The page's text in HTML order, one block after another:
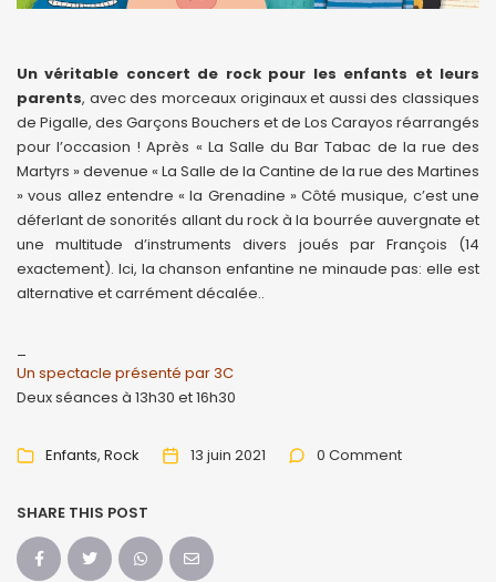
Un véritable concert de rock pour les enfants et leurs
parents, avec des morceaux originaux et aussi des classiques
de Pigalle, des Garçons Bouchers et de Los Carayos réarrangés
pour l’occasion ! Après « La Salle du Bar Tabac de la rue des
Martyrs » devenue « La Salle de la Cantine de la rue des Martines
» vous allez entendre « la Grenadine » Côté musique, c’est une
déferlant de sonorités allant du rock à la bourrée auvergnate et
une multitude d’instruments divers joués par François (14
exactement). Ici, la chanson enfantine ne minaude pas: elle est
alternative et carrément décalée..
Un spectacle présenté par 3C
Deux séances à 13h30 et 16h30
Enfants Rock 13 juin 2021 0 Comment
SHARE THIS POST